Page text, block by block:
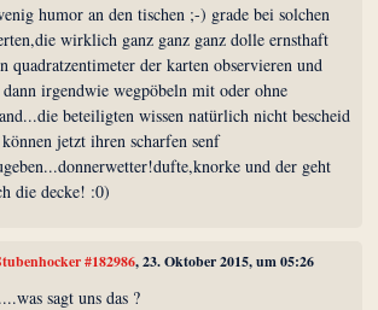
humor an den tischen ;-) grade bei solchen
wirklich ganz ganz ganz dolle ernsthaft
quadratzentimeter der karten observieren und
dann irgendwie wegpöbeln mit oder ohne
beteiligten wissen natürlich nicht bescheid
jetzt ihren scharfen senf
und der geht
die decke! :0)
#182986, 23. Oktober 2015, um 05:26
sagt uns das ?